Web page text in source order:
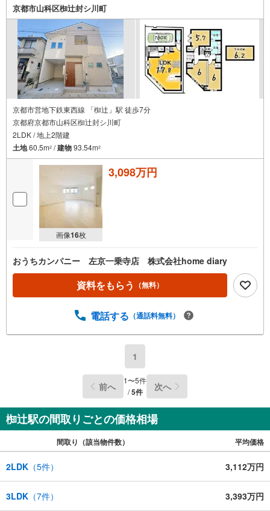
京都市山科区椥辻封シ川町
京都市営地下鉄東西線 「椥辻」駅 徒歩7分
京都府京都市山科区椥辻封シ川町
2LDK / 地上2階建
土地60.5m2 /建物93.54m2
画像16枚
3,098万円
おうちカンパニー 左京一乗寺店 株式会社home diary
資料をもらう （無料）
電話する （通話料無料）
1
前へ 1〜5件
/5件 次へ
椥辻駅の間取りごとの価格相場
間取り（該当物件数） 平均価格
2LDK （5件） 3,112万円
3LDK （7件） 3,393万円